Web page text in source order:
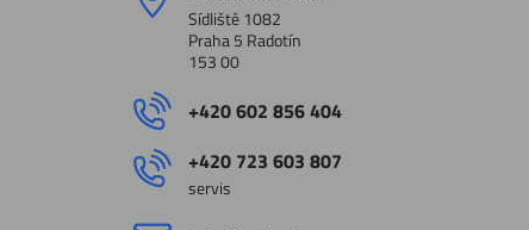
Sídliště 1082
Praha 5 Radotín
153 00
+420 602 856 404
+420 723 603 807
servis